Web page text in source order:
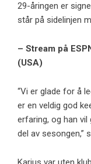
29-åringen er
står på sidelinjen
– Stream på
(USA)
“Vi er glade for å
er en veldig god
erfaring, og han
del av sesongen,”